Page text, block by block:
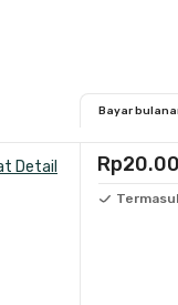
Detail
Bayar